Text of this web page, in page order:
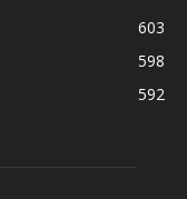
603
598
592